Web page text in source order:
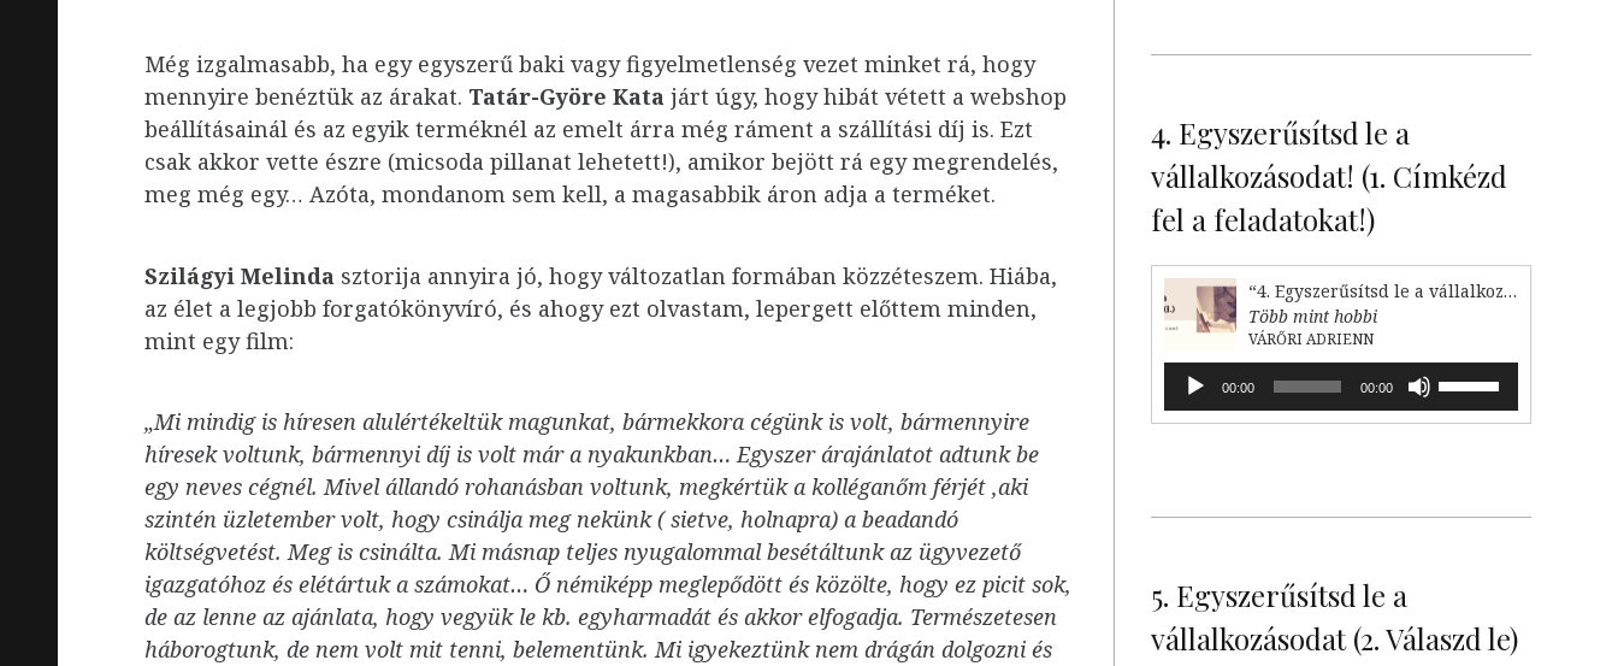
Még izgalmasabb, ha egy egyszerű baki vagy figyelmetlenség vezet minket rá, hogy
mennyire benéztük az árakat. Tatár-Györe Kata járt úgy, hogy hibát vétett a webshop
beállításainál és az egyik terméknél az emelt árra még ráment a szállítási díj is. Ezt
csak akkor vette észre (micsoda pillanat lehetett!), amikor bejött rá egy megrendelés,
meg még egy… Azóta, mondanom sem kell, a magasabbik áron adja a terméket.
Szilágyi Melinda sztorija annyira jó, hogy változatlan formában közzéteszem. Hiába,
az élet a legjobb forgatókönyvíró, és ahogy ezt olvastam, lepergett előttem minden,
mint egy film:
„Mi mindig is híresen alulértékeltük magunkat, bármekkora cégünk is volt, bármennyire
híresek voltunk, bármennyi díj is volt már a nyakunkban… Egyszer árajánlatot adtunk be
egy neves cégnél. Mivel állandó rohanásban voltunk, megkértük a kolléganőm férjét ,aki
szintén üzletember volt, hogy csinálja meg nekünk ( sietve, holnapra) a beadandó
költségvetést. Meg is csinálta. Mi másnap teljes nyugalommal besétáltunk az ügyvezető
igazgatóhoz és elétártuk a számokat… Ő némiképp meglepődött és közölte, hogy ez picit sok,
de az lenne az ajánlata, hogy vegyük le kb. egyharmadát és akkor elfogadja. Természetesen
háborogtunk, de nem volt mit tenni, belementünk. Mi igyekeztünk nem drágán dolgozni és
Fel/Le
4. Egyszerűsítsd le a
vállalkozásodat! (1. Címkézd
fel a feladatokat!)
“4. Egyszerűsítsd le a vállalkozásodat (1. Címkézd fel!)”
Több mint hobbi
VÁRŐRI ADRIENN
Audió
lejátszó00:00 00:00
hangerő
növeléséhez,
Fel/Le
5. Egyszerűsítsd le a
vállalkozásodat (2. Válaszd le)